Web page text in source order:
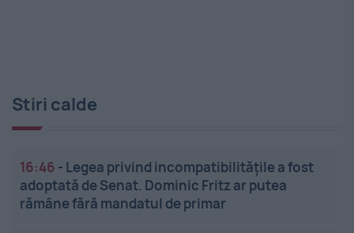
Stiri calde
16:46 - Legea privind incompatibilitățile a fost
adoptată de Senat. Dominic Fritz ar putea
rămâne fără mandatul de primar